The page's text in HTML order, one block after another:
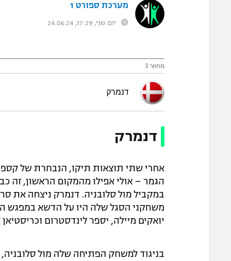
מערכת ספורט 1
יום שני, 17:29, 24.06.24
מחזור 3
דנמרק
דנמרק
אחרי שתי תוצאות תיקו, הנבחרת של
הגמר – אולי אפילו מהמקום הראשון, זה
במקביל מול סלובניה. דנמרק ניצחה את
יואקים מיילה, יספר לינדסטרום
בניגוד למשחק הפתיחה שלה מול